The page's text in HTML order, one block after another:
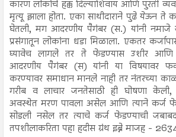
कारण लोकांचे हक्क दिल्याशिवाय आणि पुरती
मृत्यू झाला होता. एका साथीदाराने पुढे येऊन ते
घेतली, मग आदरणीय पैगंबर (स.) यांनी नमाजे
प्रसंगातून लोकांना धडा मिळाला. एकतर
घ्यावेच लागले तर ते फेडण्यास उशीर
आदरणीय पैगंबर (स) यांनी या विषयावर
करण्यावर समाधान मानले नाही तर नंतरच्या
गरीब व लाचार जनतेसाठी ही घोषणा केली,
अवस्थेत मरण पावला असेल आणि त्याने कर्ज
सोडली नसेल तर त्याचे कर्ज फेडण्याची
तपशीलाकरिता पहा हदीस ग्रंथ इब्ने माजह -